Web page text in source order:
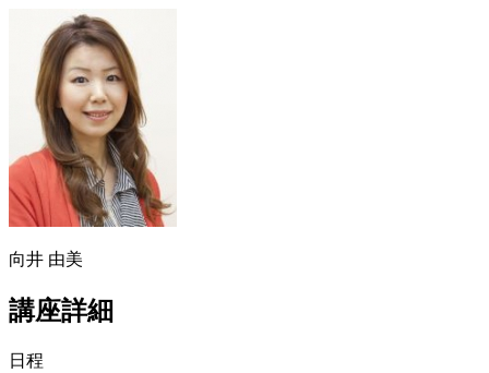
向井 由美
講座詳細
日程